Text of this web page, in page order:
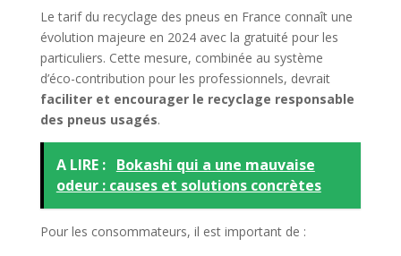
Le tarif du recyclage des pneus en France connaît une
évolution majeure en 2024 avec la gratuité pour les
particuliers. Cette mesure, combinée au système
d’éco-contribution pour les professionnels, devrait
faciliter et encourager le recyclage responsable
des pneus usagés.
A LIRE : Bokashi qui a une mauvaise
odeur : causes et solutions concrètes
Pour les consommateurs, il est important de :